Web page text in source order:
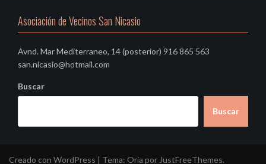
Asociación de Vecinos San Nicasio
Avnd. Mar Mediterraneo, 14 (posterior) 916 865 563
san.nicasio@hotmail.com
Buscar
Buscar
Creado con WordPress | Tema: Oria por JustFreeThemes.